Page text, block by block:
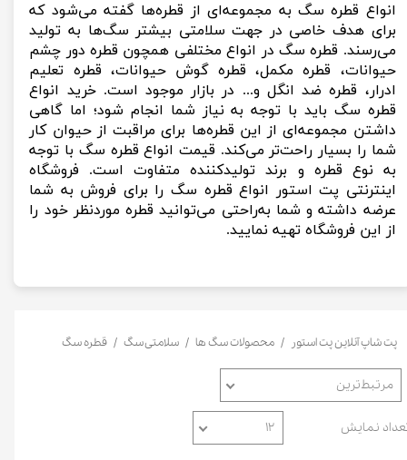
انواع قطره سگ به مجموعه‌ای از قطره‌ها گفته می‌شود که
برای هدف خاصی در جهت سلامتی بیشتر سگ‌ها به تولید
می‌رسند. قطره سگ در انواع مختلفی همچون قطره دور چشم
حیوانات، قطره مکمل، قطره گوش حیوانات، قطره تعلیم
ادرار، قطره ضد انگل و... در بازار موجود است. خرید انواع
قطره سگ باید با توجه ‌به نیاز شما انجام شود؛ اما گاهی
داشتن مجموعه‌ای از این قطره‌ها برای مراقبت از حیوان کار
شما را بسیار راحت‌تر می‌کند. قیمت انواع قطره سگ با توجه
‌به نوع قطره و برند تولیدکننده متفاوت است. فروشگاه
اینترنتی پت استور انواع قطره سگ را برای فروش به شما
عرضه داشته و شما به‌راحتی می‌توانید قطره موردنظر خود را
از این فروشگاه تهیه نمایید.
پت شاپ آنلاین پت استور محصولات سگ ها سلامتی سگ قطره سگ
مرتبط‌ترین
نمایش ۱۲